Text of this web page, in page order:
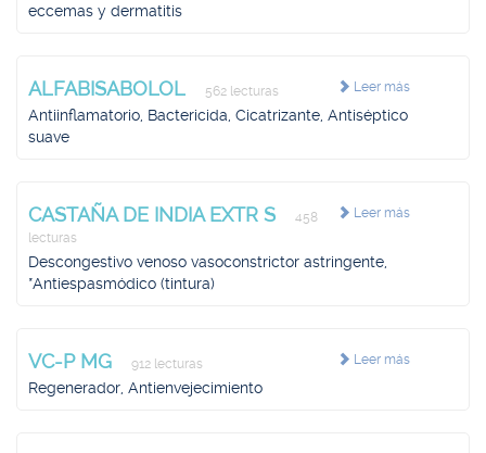
eccemas y dermatitis
Leer más
ALFABISABOLOL 562 lecturas
Antiinflamatorio, Bactericida, Cicatrizante, Antiséptico
suave
Leer más
CASTAÑA DE INDIA EXTR S
458
lecturas
Descongestivo venoso vasoconstrictor astringente,
*Antiespasmódico (tintura)
Leer más
VC-P MG 912 lecturas
Regenerador, Antienvejecimiento